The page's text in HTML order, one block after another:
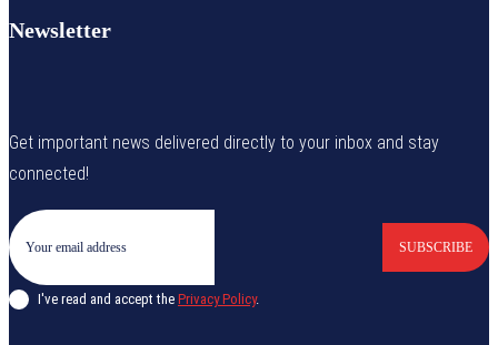
Newsletter
Get important news delivered directly to your inbox and stay
connected!
SUBSCRIBE
I've read and accept the Privacy Policy.